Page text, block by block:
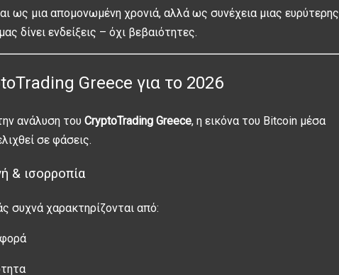
ως μια απομονωμένη χρονιά, αλλά ως συνέχεια μιας ευρύτερης
δίνει ενδείξεις – όχι βεβαιότητες.
Greece για το 2026
ανάλυση του CryptoTrading Greece, η εικόνα του Bitcoin μέσα
σε φάσεις.
& ισορροπία
συχνά χαρακτηρίζονται από: